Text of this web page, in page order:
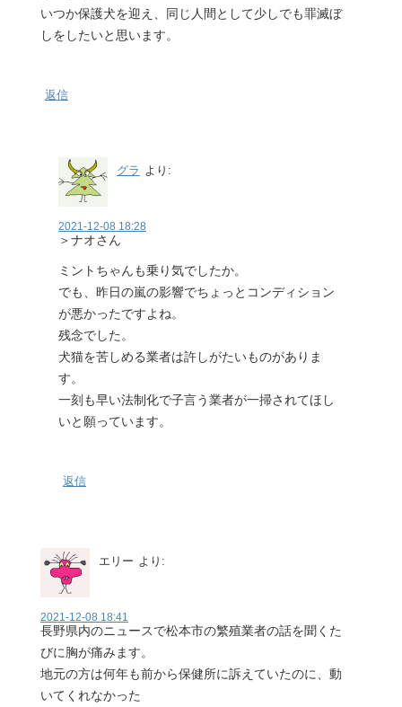
いつか保護犬を迎え、同じ人間として少しでも罪滅ぼ
しをしたいと思います。
返信
グラ より:
2021-12-08 18:28
＞ナオさん
ミントちゃんも乗り気でしたか。
でも、昨日の嵐の影響でちょっとコンディション
が悪かったですよね。
残念でした。
犬猫を苦しめる業者は許しがたいものがありま
す。
一刻も早い法制化で子言う業者が一掃されてほし
いと願っています。
返信
エリー より:
2021-12-08 18:41
長野県内のニュースで松本市の繁殖業者の話を聞くた
びに胸が痛みます。
地元の方は何年も前から保健所に訴えていたのに、動
いてくれなかった